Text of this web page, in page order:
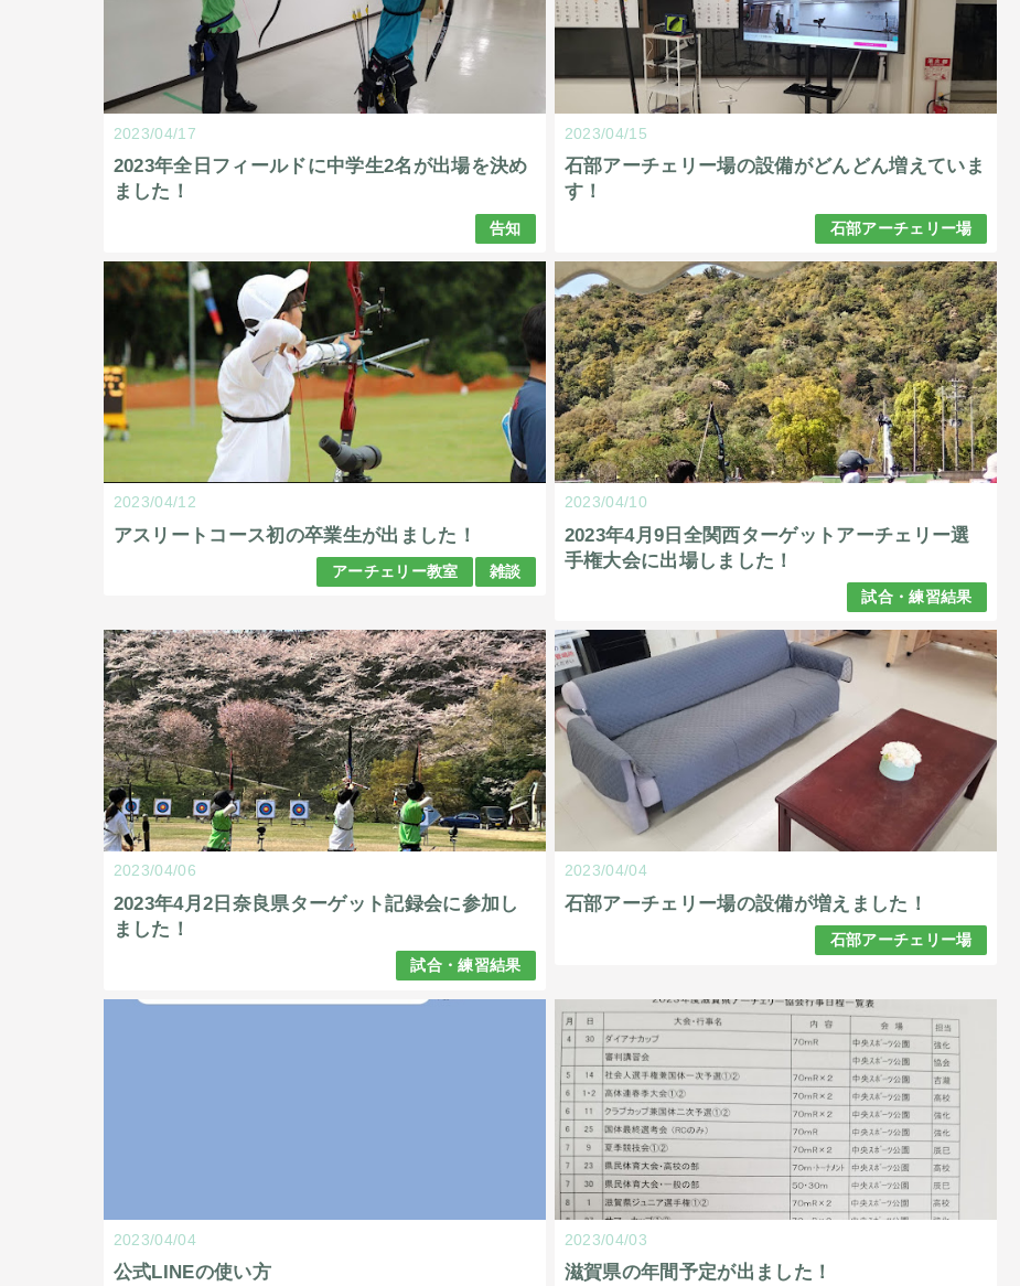
2023/04/17
2023年全日フィールドに中学生2名が出場を決め
ました！
告知
2023/04/15
石部アーチェリー場の設備がどんどん増えていま
す！
石部アーチェリー場
2023/04/12
アスリートコース初の卒業生が出ました！
アーチェリー教室 雑談
2023/04/10
2023年4月9日全関西ターゲットアーチェリー選
手権大会に出場しました！
試合・練習結果
2023/04/06
2023年4月2日奈良県ターゲット記録会に参加し
ました！
試合・練習結果
2023/04/04
石部アーチェリー場の設備が増えました！
石部アーチェリー場
2023/04/04
公式LINEの使い方
2023/04/03
滋賀県の年間予定が出ました！